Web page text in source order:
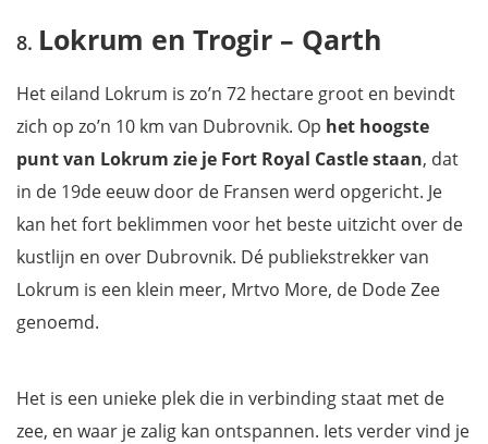
Lokrum en Trogir – Qarth
Het eiland Lokrum is zo’n 72 hectare groot en bevindt
zich op zo’n 10 km van Dubrovnik. Op het hoogste
punt van Lokrum zie je Fort Royal Castle staan, dat
in de 19de eeuw door de Fransen werd opgericht. Je
kan het fort beklimmen voor het beste uitzicht over de
kustlijn en over Dubrovnik. Dé publiekstrekker van
Lokrum is een klein meer, Mrtvo More, de Dode Zee
genoemd.
Het is een unieke plek die in verbinding staat met de
zee, en waar je zalig kan ontspannen. Iets verder vind je